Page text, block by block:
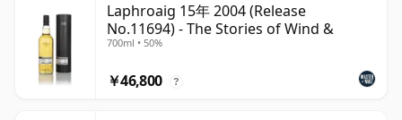
Laphroaig 15年 2004 (Release
No.11694) - The Stories of Wind &
700ml • 50%
￥46,800 ?